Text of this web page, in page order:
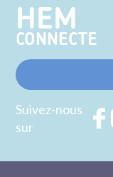
HEM
CONNECTE
Suivez-nous
sur